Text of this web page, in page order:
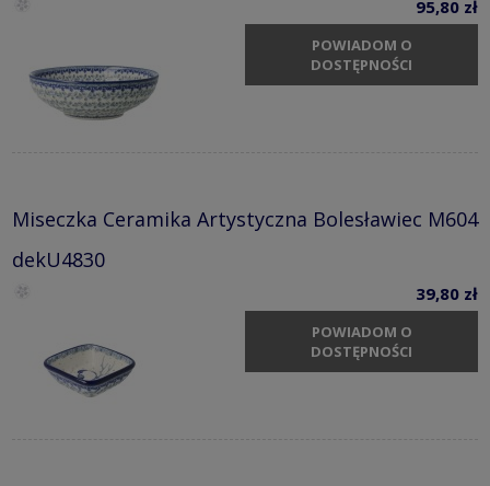
95,80 zł
POWIADOM O
DOSTĘPNOŚCI
Miseczka Ceramika Artystyczna Bolesławiec M604
dekU4830
39,80 zł
POWIADOM O
DOSTĘPNOŚCI